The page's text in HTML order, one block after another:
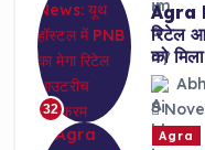
32
Agra
रिटेल
को
Agra